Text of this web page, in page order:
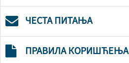
ЧЕСТА ПИТАЊА
ПРАВИЛА КОРИШЋЕЊА